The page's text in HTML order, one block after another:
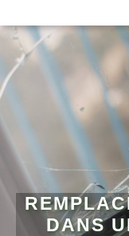
DANS